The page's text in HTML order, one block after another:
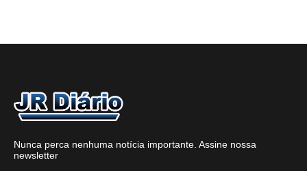
Nunca perca nenhuma notícia importante. Assine nossa
newsletter